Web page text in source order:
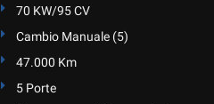
70 KW/95 CV
Cambio Manuale (5)
47.000 Km
5 Porte